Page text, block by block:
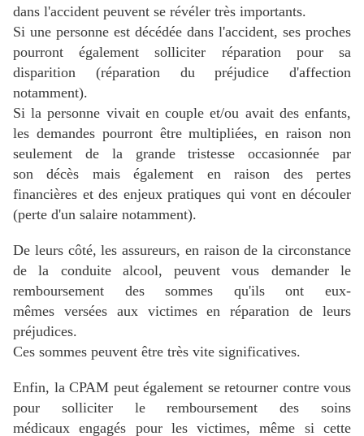
dans l'accident peuvent se révéler très importants.
Si une personne est décédée dans l'accident, ses proches
pourront également solliciter réparation pour sa
disparition (réparation du préjudice d'affection
notamment).
Si la personne vivait en couple et/ou avait des enfants,
les demandes pourront être multipliées, en raison non
seulement de la grande tristesse occasionnée par
son décès mais également en raison des pertes
financières et des enjeux pratiques qui vont en découler
(perte d'un salaire notamment).
De leurs côté, les assureurs, en raison de la circonstance
de la conduite alcool, peuvent vous demander le
remboursement des sommes qu'ils ont eux-
mêmes versées aux victimes en réparation de leurs
préjudices.
Ces sommes peuvent être très vite significatives.
Enfin, la CPAM peut également se retourner contre vous
pour solliciter le remboursement des soins
médicaux engagés pour les victimes, même si cette